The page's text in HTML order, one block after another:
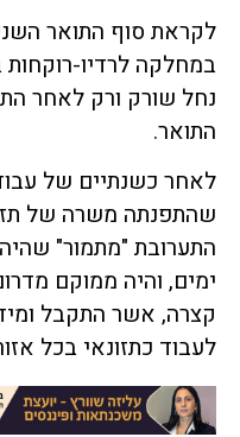
לקראת סוף התואר
במחלקה לרדיו-
נחל שורק ורק לאחר
התואר.
לאחר כשנתיים של
שהתפנתה משרה של
התערובת "מתמור"
ימים, והיה ממוקם
קצרה, אשר התקבל
לעבוד כתזונאי בכל